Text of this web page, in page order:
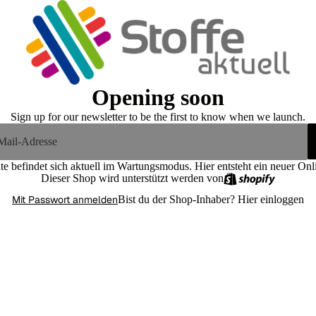
Opening soon
Sign up for our newsletter to be the first to know when we launch.
befindet sich aktuell im Wartungsmodus. Hier entsteht ein neuer
Dieser Shop wird unterstützt werden von
Mit Passwort anmeldenBist du der Shop-Inhaber? Hier einloggen